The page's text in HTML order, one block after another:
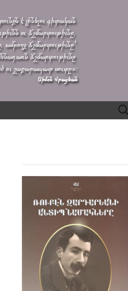
Search
for: